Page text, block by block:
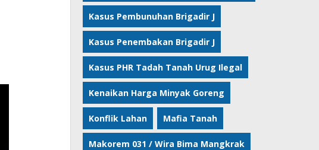
Kasus Pembunuhan Brigadir J
Kasus Penembakan Brigadir J
Kasus PHR Tadah Tanah Urug Ilegal
Kenaikan Harga Minyak Goreng
Konflik Lahan Mafia Tanah
Makorem 031 / Wira Bima Mangkrak